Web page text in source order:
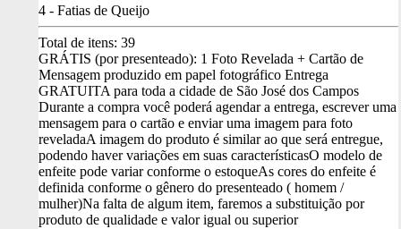
4 - Fatias de Queijo
Total de itens: 39
GRÁTIS (por presenteado): 1 Foto Revelada + Cartão de
Mensagem produzido em papel fotográfico Entrega
GRATUITA para toda a cidade de São José dos Campos
Durante a compra você poderá agendar a entrega, escrever uma
mensagem para o cartão e enviar uma imagem para foto
reveladaA imagem do produto é similar ao que será entregue,
podendo haver variações em suas característicasO modelo de
enfeite pode variar conforme o estoqueAs cores do enfeite é
definida conforme o gênero do presenteado ( homem /
mulher)Na falta de algum item, faremos a substituição por
produto de qualidade e valor igual ou superior